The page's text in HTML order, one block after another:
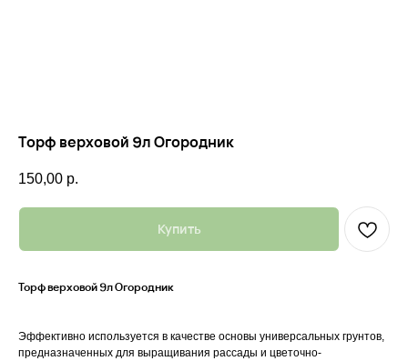
Торф верховой 9л Огородник
150,00 р.
Купить
Торф верховой 9л Огородник
Эффективно используется в качестве основы универсальных грунтов,
предназначенных для выращивания рассады и цветочно-